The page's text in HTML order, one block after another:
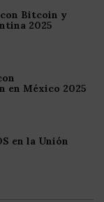
Bitcoin y
2025
en México 2025
en la Unión